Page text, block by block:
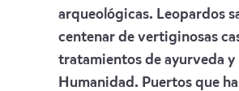
arqueológicas. Leopardos
centenar de vertiginosas
tratamientos de ayurveda y
Humanidad. Puertos que